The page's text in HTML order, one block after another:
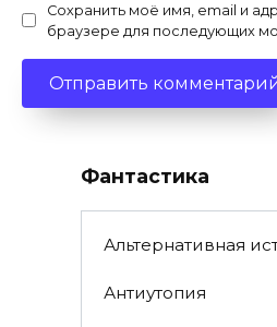
Сохранить моё имя, email и
браузере для последующих
Фантастика
Альтернативная
Антиутопия